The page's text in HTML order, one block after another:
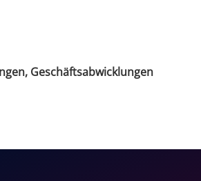
Geschäftsabwicklungen